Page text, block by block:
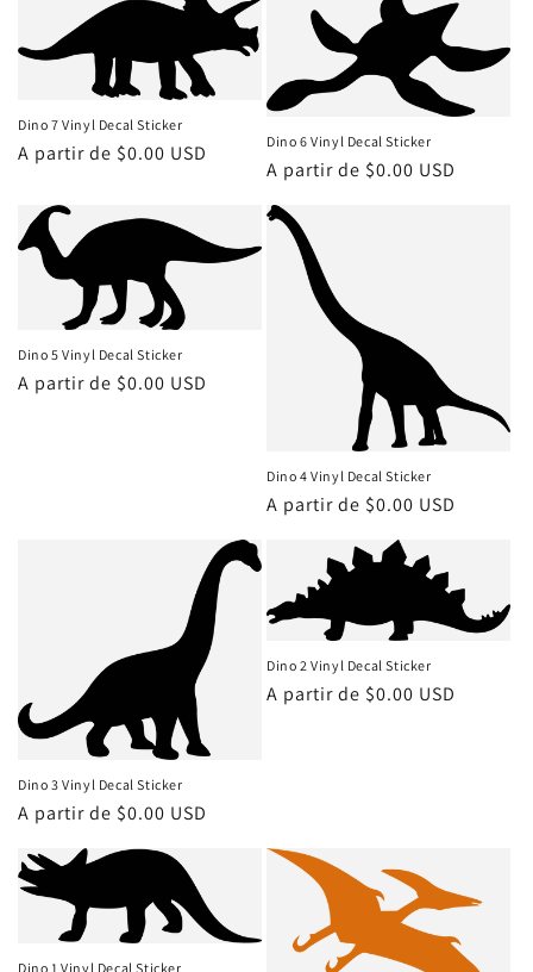
Dino 7 Vinyl Decal Sticker
Precio
A partir de $0.00 USD Dino 6 Vinyl Decal Sticker
Precio
A partir de $0.00 USD
Dino 5 Vinyl Decal Sticker
Precio
A partir de $0.00 USD
Dino 4 Vinyl Decal Sticker
Precio
A partir de $0.00 USD
Dino 3 Vinyl Decal Sticker
Precio
A partir de $0.00 USD
Dino 2 Vinyl Decal Sticker
Precio
A partir de $0.00 USD
Dino 1 Vinyl Decal Sticker